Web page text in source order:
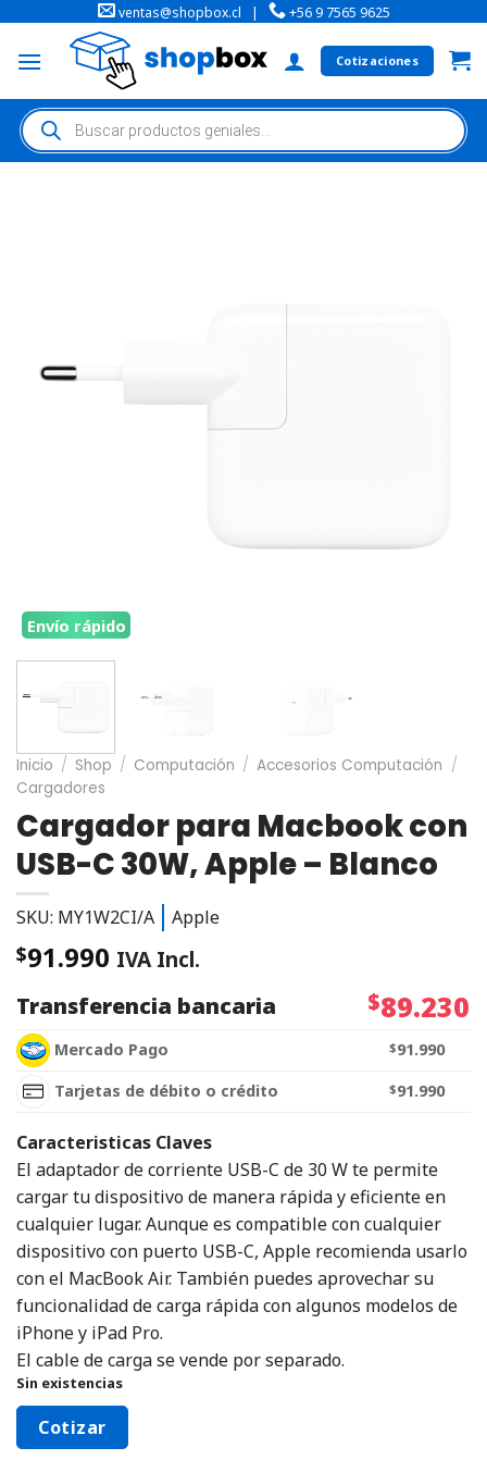
ventas@shopbox.cl | +56 9 7565 9625
Cotizaciones
Envío rápido
Inicio / Shop / Computación / Accesorios Computación /
Cargadores
Cargador para Macbook con
USB-C 30W, Apple – Blanco
SKU: MY1W2CI/A Apple
$91.990 IVA Incl.
Transferencia bancaria
$89.230
Mercado Pago $91.990
Tarjetas de débito o crédito
$91.990
Caracteristicas Claves
El adaptador de corriente USB-C de 30 W te permite
cargar tu dispositivo de manera rápida y eficiente en
cualquier lugar. Aunque es compatible con cualquier
dispositivo con puerto USB-C, Apple recomienda usarlo
con el MacBook Air. También puedes aprovechar su
funcionalidad de carga rápida con algunos modelos de
iPhone y iPad Pro.
El cable de carga se vende por separado.
Sin existencias
Cotizar